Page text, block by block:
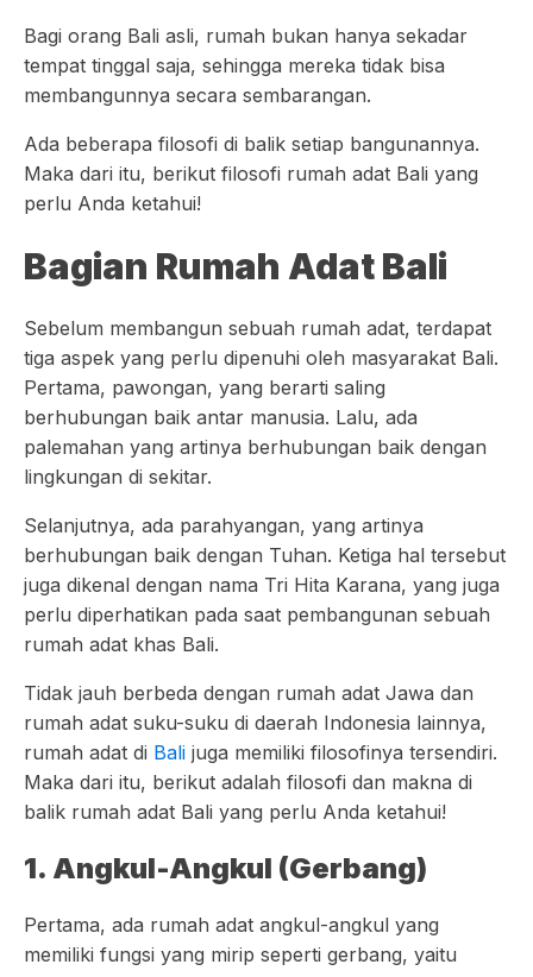
Bagi orang Bali asli, rumah bukan hanya sekadar
tempat tinggal saja, sehingga mereka tidak bisa
membangunnya secara sembarangan.
Ada beberapa filosofi di balik setiap bangunannya.
Maka dari itu, berikut filosofi rumah adat Bali yang
perlu Anda ketahui!
Bagian Rumah Adat Bali
Sebelum membangun sebuah rumah adat, terdapat
tiga aspek yang perlu dipenuhi oleh masyarakat Bali.
Pertama, pawongan, yang berarti saling
berhubungan baik antar manusia. Lalu, ada
palemahan yang artinya berhubungan baik dengan
lingkungan di sekitar.
Selanjutnya, ada parahyangan, yang artinya
berhubungan baik dengan Tuhan. Ketiga hal tersebut
juga dikenal dengan nama Tri Hita Karana, yang juga
perlu diperhatikan pada saat pembangunan sebuah
rumah adat khas Bali.
Tidak jauh berbeda dengan rumah adat Jawa dan
rumah adat suku-suku di daerah Indonesia lainnya,
rumah adat di Bali juga memiliki filosofinya tersendiri.
Maka dari itu, berikut adalah filosofi dan makna di
balik rumah adat Bali yang perlu Anda ketahui!
1. Angkul-Angkul (Gerbang)
Pertama, ada rumah adat angkul-angkul yang
memiliki fungsi yang mirip seperti gerbang, yaitu